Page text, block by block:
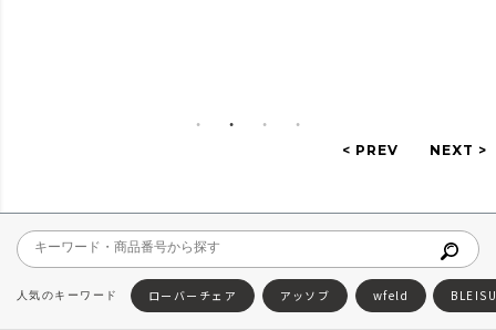
ローバーチェア アッソブ wfeld